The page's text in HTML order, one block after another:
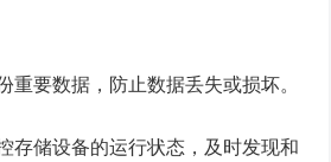
重要数据，防止数据丢失或损坏。
存储设备的运行状态，及时发现和